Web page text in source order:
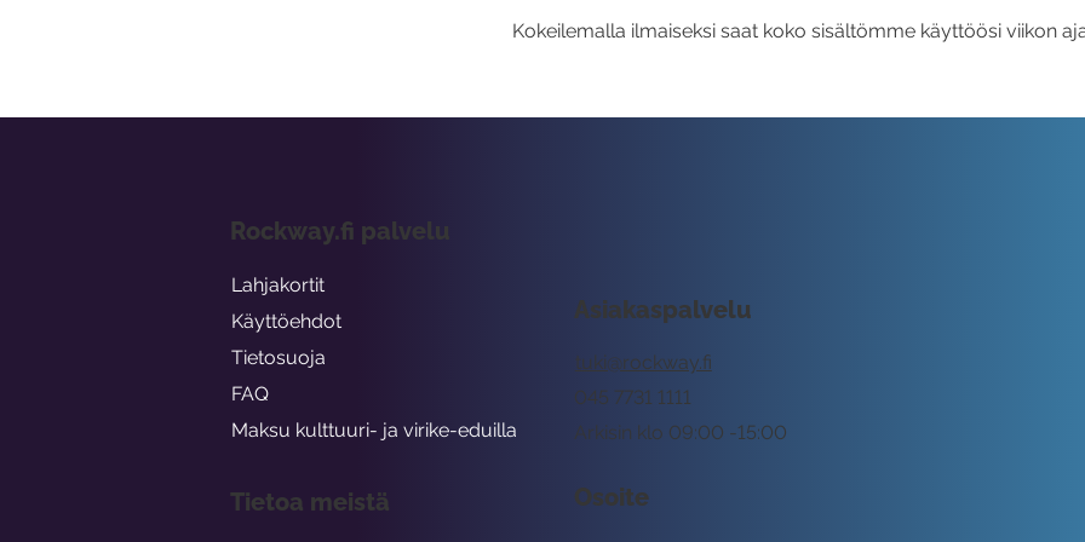
Kokeilemalla ilmaiseksi saat koko sisältömme käyttöösi viikon
Asiakaspalvelu
tuki@rockway.fi
Arkisin klo 09:00 -15:00
045 7731 1111
Osoite
Rockway.fi palvelu
Lahjakortit
Käyttöehdot
Tietosuoja
FAQ
Maksu kulttuuri- ja virike-eduilla
Tietoa meistä